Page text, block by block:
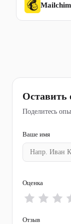
Оставить
Поделитесь
Ваше имя
Оценка
Отзыв